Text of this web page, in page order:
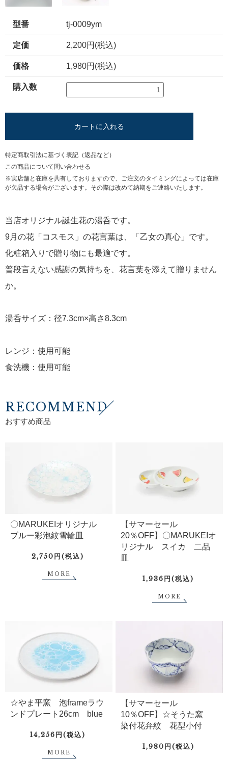
型番 tj-0009ym
定価 2,200円(税込)
価格 1,980円(税込)
購入数
カートに入れる
特定商取引法に基づく表記（返品など）
この商品について問い合わせる
※実店舗と在庫を共有しておりますので、ご注文のタイミングによっては在庫
が欠品する場合がございます。その際は改めて納期をご連絡いたします。
当店オリジナル誕生花の湯呑です。
9月の花「コスモス」の花言葉は、「乙女の真心」です。
化粧箱入りで贈り物にも最適です。
普段言えない感謝の気持ちを、花言葉を添えて贈りません
か。
湯呑サイズ：径7.3cm×高さ8.3cm
レンジ：使用可能
食洗機：使用可能
RECOMMEND
おすすめ商品
〇MARUKEIオリジナル
ブルー彩泡紋雪輪皿
2,750円(税込)
MORE
【サマーセール
20％OFF】〇MARUKEIオ
リジナル スイカ 二品
皿
1,936円(税込)
MORE
☆やま平窯 泡frameラウ
ンドプレート26cm blue
14,256円(税込)
MORE
【サマーセール
10％OFF】☆そうた窯
染付花弁紋 花型小付
1,980円(税込)